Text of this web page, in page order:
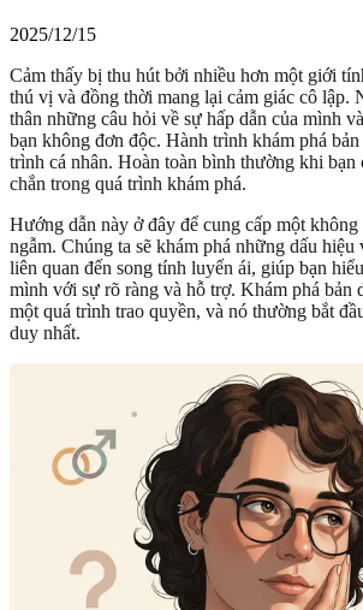
2025/12/15
Cảm thấy bị thu hút bởi nhiều hơn một giới
thú vị và đồng thời mang lại cảm giác cô lập.
thân những câu hỏi về sự hấp dẫn của mình
bạn không đơn độc. Hành trình khám phá
trình cá nhân. Hoàn toàn bình thường khi bạn
chắn trong quá trình khám phá.
Hướng dẫn này ở đây để cung cấp một không
ngẫm. Chúng ta sẽ khám phá những dấu hiệu
liên quan đến song tính luyến ái, giúp bạn
mình với sự rõ ràng và hỗ trợ. Khám phá bản
một quá trình trao quyền, và nó thường bắt
duy nhất.